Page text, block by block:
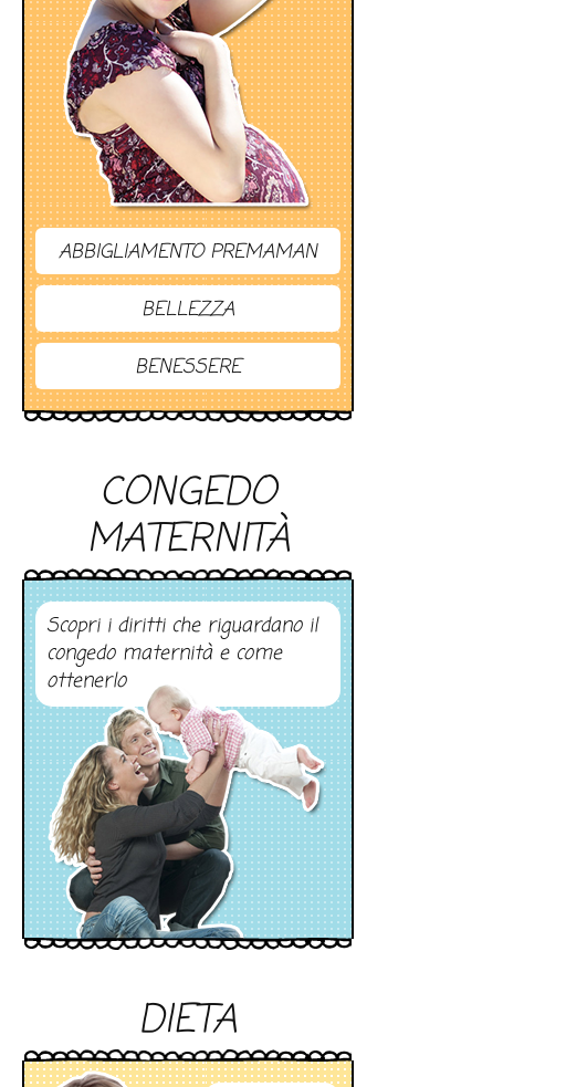
ABBIGLIAMENTO PREMAMAN
BELLEZZA
BENESSERE
CONGEDO
MATERNITÀ
Scopri i diritti che riguardano il
congedo maternità e come
ottenerlo
DIETA